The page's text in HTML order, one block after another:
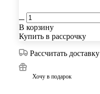
В корзину
Купить в рассрочку
Рассчитать доставку
Хочу в подарок